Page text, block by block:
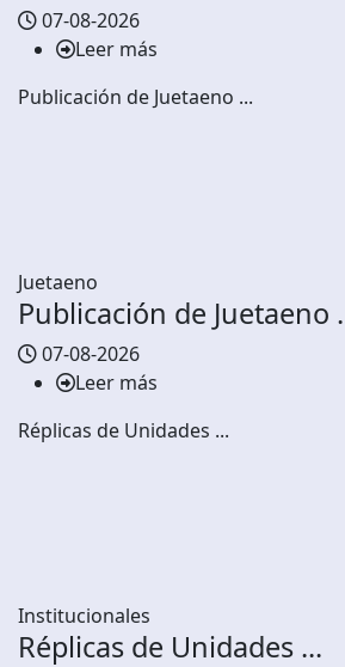
07-08-2026
Leer más
Publicación de Juetaeno ...
Juetaeno
Publicación de Juetaeno
07-08-2026
Leer más
Réplicas de Unidades ...
Institucionales
Réplicas de Unidades ...